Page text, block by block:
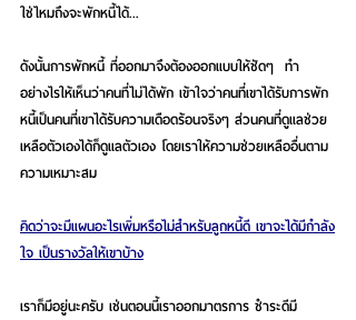
ใช่ไหมถึงจะพักหนี้ได้...
ดังนั้นการพักหนี้ ที่ออกมาจึงต้องออกแบบให้ชัดๆ  ทำ
อย่างไรให้เห็นว่าคนที่ไม่ได้พัก เข้าใจว่าคนที่เขาได้รับการพัก
หนี้เป็นคนที่เขาได้รับความเดือดร้อนจริงๆ ส่วนคนที่ดูแลช่วย
เหลือตัวเองได้ก็ดูแลตัวเอง โดยเราให้ความช่วยเหลืออื่นตาม
ความเหมาะสม
คิดว่าจะมีแผนอะไรเพิ่มหรือไม่สำหรับลูกหนี้ดี เขาจะได้มีกำลัง
ใจ เป็นรางวัลให้เขาบ้าง
เราก็มีอยู่นะครับ เช่นตอนนี้เราออกมาตรการ ชำระดีมี